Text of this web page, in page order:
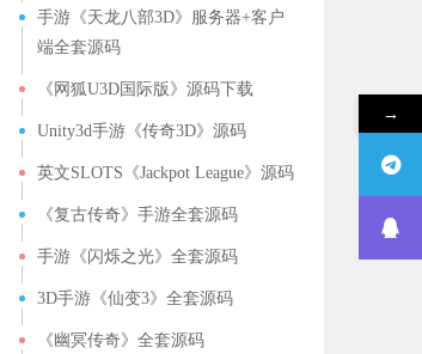
手游《天龙八部3D》服务器+客户
端全套源码
《网狐U3D国际版》源码下载
Unity3d手游《传奇3D》源码
英文SLOTS《Jackpot League》源码
《复古传奇》手游全套源码
手游《闪烁之光》全套源码
3D手游《仙变3》全套源码
《幽冥传奇》全套源码
→